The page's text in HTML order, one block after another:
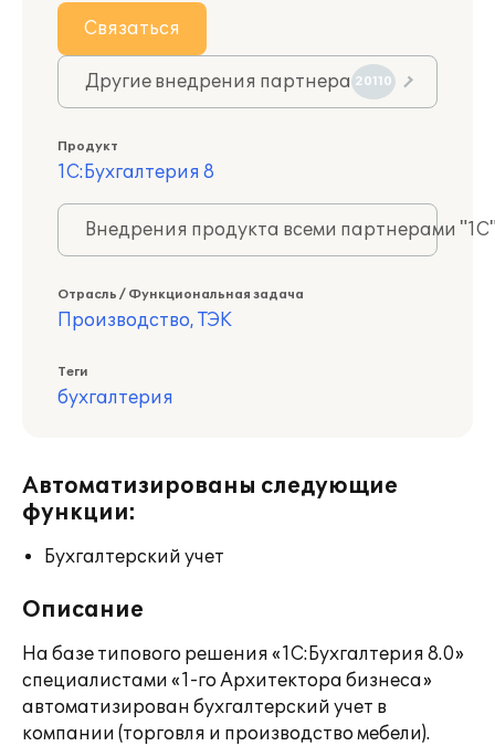
Связаться
Другие внедрения партнера 20110
Продукт
1С:Бухгалтерия 8
Внедрения продукта всеми партнерами
Отрасль / Функциональная задача
Производство, ТЭК
Теги
бухгалтерия
Автоматизированы следующие
функции:
Бухгалтерский учет
Описание
На базе типового решения «1С:Бухгалтерия 8.0»
специалистами «1-го Архитектора бизнеса»
автоматизирован бухгалтерский учет в
компании (торговля и производство мебели).